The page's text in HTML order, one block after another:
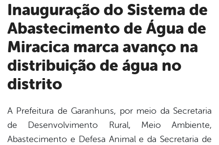
Inauguração do Sistema de
Abastecimento de Água de
Miracica marca avanço na
distribuição de água no
distrito
A Prefeitura de Garanhuns, por meio da Secretaria
de Desenvolvimento Rural, Meio Ambiente,
Abastecimento e Defesa Animal e da Secretaria de